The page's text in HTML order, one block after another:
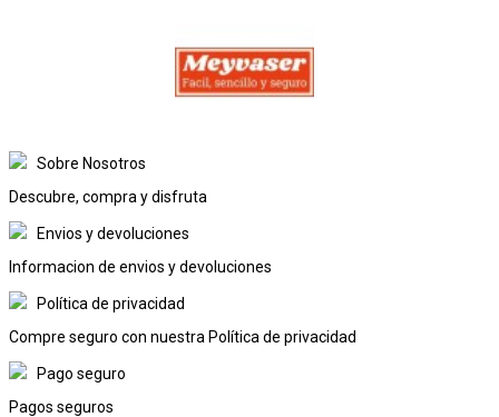
Sobre Nosotros
Descubre, compra y disfruta
Envios y devoluciones
Informacion de envios y devoluciones
Política de privacidad
Compre seguro con nuestra Política de privacidad
Pago seguro
Pagos seguros